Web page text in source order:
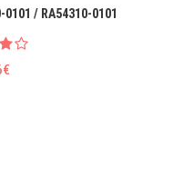
/ RA54310-0101